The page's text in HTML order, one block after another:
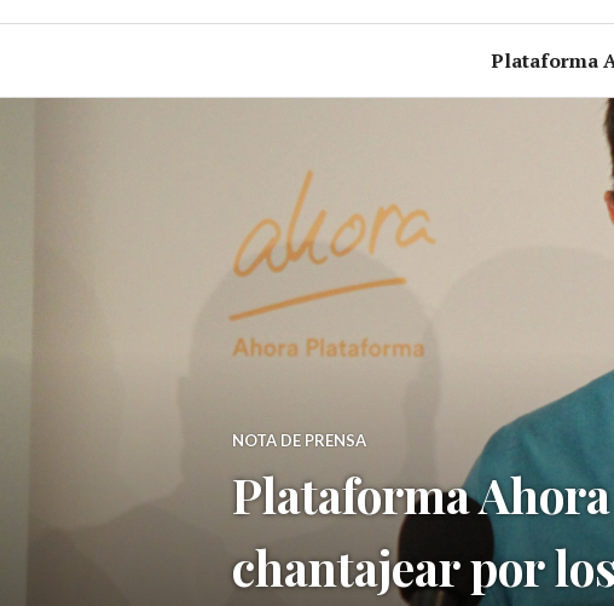
Plataforma
NOTA DE PRENSA
Plataforma
chantajear por